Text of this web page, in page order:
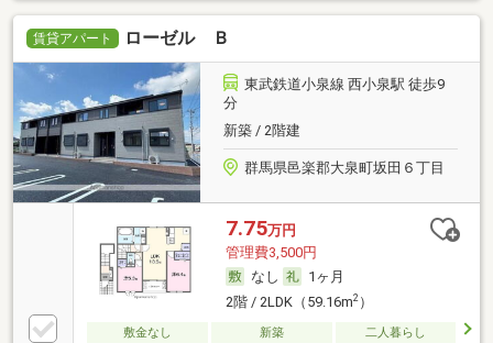
賃貸アパート ローゼル Ｂ
東武鉄道小泉線 西小泉駅 徒歩9
分
新築 / 2階建
群馬県邑楽郡大泉町坂田６丁目
7.75万円
管理費3,500円
なし
1ヶ月
2階 / 2LDK（59.16m2）
敷金なし 新築
二人暮らし